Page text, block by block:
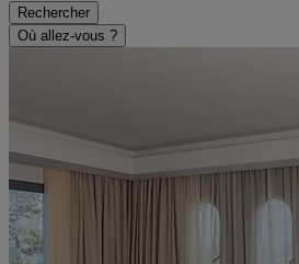
Rechercher
Où allez-vous ?